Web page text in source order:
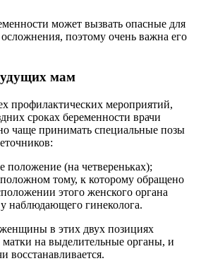
может вызвать опасные для
поэтому очень важна его
мам
профилактических мероприятий,
сроках беременности врачи
чаще принимать специальные позы
положение (на четвереньках);
тому, к которому обращено
этого женского органа
наблюдающего гинеколога.
в этих двух позициях
матки на выделительные органы, и
восстанавливается.